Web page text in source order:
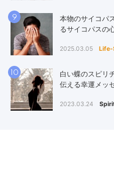
9
本物のサイコパ
るサイコパスの
2025.03.05 Life-
10
白い蝶のスピリ
伝える幸運メッ
2023.03.24